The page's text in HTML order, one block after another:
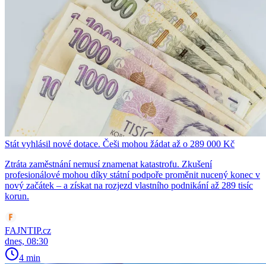
Stát vyhlásil nové dotace. Češi mohou žádat až o 289 000 Kč
Ztráta zaměstnání nemusí znamenat katastrofu. Zkušení
profesionálové mohou díky státní podpoře proměnit nucený konec v
nový začátek – a získat na rozjezd vlastního podnikání až 289 tisíc
korun.
FAJNTIP.cz
dnes, 08:30
4 min